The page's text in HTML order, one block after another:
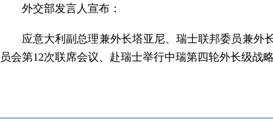
外交部发言人宣布：
应意大利副总理兼外长塔亚尼、瑞士联邦委员兼外
员会第12次联席会议、赴瑞士举行中瑞第四轮外长级战